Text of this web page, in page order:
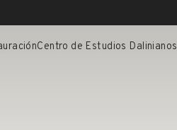
Centro de Estudios Dalinianos